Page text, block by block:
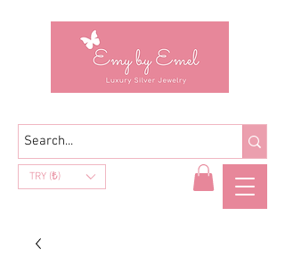
TRY (₺)